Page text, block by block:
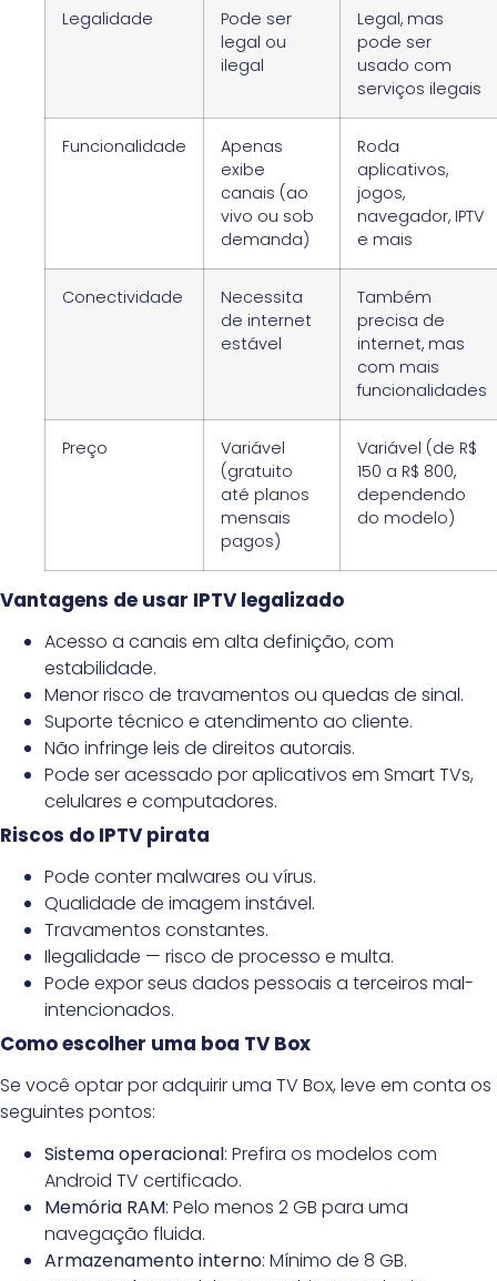
Legalidade
Pode ser
legal ou
ilegal
Legal, mas
pode ser
usado com
serviços ilegais
Funcionalidade
Apenas
exibe
canais (ao
vivo ou sob
demanda)
Roda
aplicativos,
jogos,
navegador, IPTV
e mais
Conectividade
Necessita
de internet
estável
Também
precisa de
internet, mas
com mais
funcionalidades
Preço
Variável
(gratuito
até planos
mensais
pagos)
Variável (de R$
150 a R$ 800,
dependendo
do modelo)
Vantagens de usar IPTV legalizado
Acesso a canais em alta definição, com
estabilidade.
Menor risco de travamentos ou quedas de sinal.
Suporte técnico e atendimento ao cliente.
Não infringe leis de direitos autorais.
Pode ser acessado por aplicativos em Smart TVs,
celulares e computadores.
Riscos do IPTV pirata
Pode conter malwares ou vírus.
Qualidade de imagem instável.
Travamentos constantes.
Ilegalidade — risco de processo e multa.
Pode expor seus dados pessoais a terceiros mal-
intencionados.
Como escolher uma boa TV Box
Se você optar por adquirir uma TV Box, leve em conta os
seguintes pontos:
Sistema operacional: Prefira os modelos com
Android TV certificado.
Memória RAM: Pelo menos 2 GB para uma
navegação fluida.
Armazenamento interno: Mínimo de 8 GB.